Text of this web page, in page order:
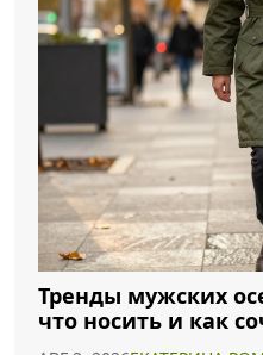
Тренды мужских
что носить и как